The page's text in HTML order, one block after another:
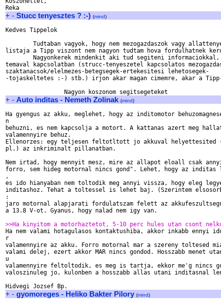
+ - Stucc tenyesztes ? :-) (mind)
Kedves Tippelok
Tudtaban vagyok, hogy nem mezogazdaszok vagy
listaja a Tipp viszont nem nagyon tudtam hova fordulhatnek
temaval kapcsolatban (strucc-tenyeszetel kapcsolatos
szaktanacsok/elelmezes-betegsegek-ertekesitesi lehetosegek-
-tojaskeltetes :-) stb.) irjon akar magan cimemre, akar a
+ - Auto inditas - Nemeth Zolinak (mind)
Ha gyengus az akku, meglehet, hogy az inditomotor
n
behuzni, es nem kapcsolja a motort. A kattanas azert meg
valamennyire behuz.
Ellenorzes: egy teljesen feltotltott jo akkuval helyettesited
pl.) az inkriminalt pillanatban.
Nem irtad, hogy mennyit mesz, mire az allapot eloall csak
forro, sem hideg motornal nincs gond". Lehet, hogy az inditas
,
es ido hianyaban nem toltodik meg annyi vissza, hogy eleg
inditashoz. Tehat a toltessel is lehet baj. (Szerintem
:
jaro motornal alapjarati fordulatszam felett az
a 13.8 V-ot. Gyanus, hogy nalad nem igy van.
>>Ha kinyitom a motorhaztetot, 5-10 perc hules utan csont
Ha nem valami hotagulasos kontaktushiba, akkor inkabb ennyi
r
valamennyire az akku. Forro motornal mar a szereny toltesed
valami delej, ezert akkor MAR nincs gondod. Hosszabb menet
u
valamennyire feltoltodik, es meg is tartja, ekkor me'g nincs
valoszinuleg jo, kulonben a hosszabb allas utani inditasnal
+ - gyomoreges - Heliko Bakter Pilory (mind)